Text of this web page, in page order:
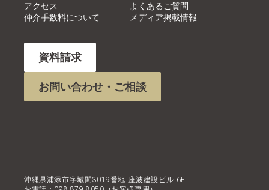
沖縄県浦添市字城間3019番地 座波建設ビル 6F
アクセス
よくあるご質問
仲介手数料について
メディア掲載情報
資料請求
お問い合わせ・ご相談